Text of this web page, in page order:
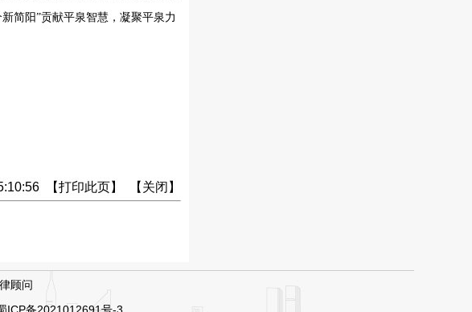
简阳”贡献平泉智慧，凝聚平泉力
【打印此页】 【 关闭 】
顾问